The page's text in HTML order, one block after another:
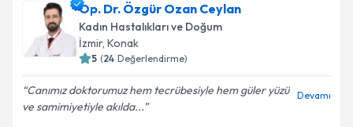
Op. Dr. Özgür Ozan Ceylan
Kadın Hastalıkları ve Doğum
İzmir, Konak
5 (24 Değerlendirme)
Canımız doktorumuz hem tecrübesiyle hem güler yüzü
ve samimiyetiyle akılda...
Devamı